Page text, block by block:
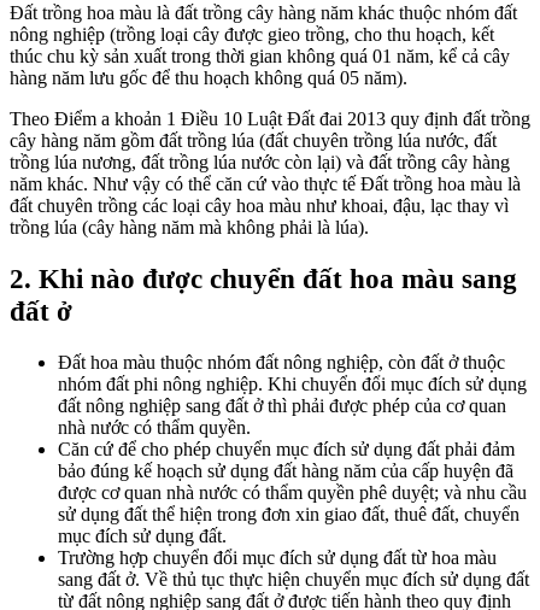
Đất trồng hoa màu là đất trồng cây hàng năm khác thuộc nhóm đất
nông nghiệp (trồng loại cây được gieo trồng, cho thu hoạch, kết
thúc chu kỳ sản xuất trong thời gian không quá 01 năm, kể cả cây
hàng năm lưu gốc để thu hoạch không quá 05 năm).
Theo Điểm a khoản 1 Điều 10 Luật Đất đai 2013 quy định đất trồng
cây hàng năm gồm đất trồng lúa (đất chuyên trồng lúa nước, đất
trồng lúa nương, đất trồng lúa nước còn lại) và đất trồng cây hàng
năm khác. Như vậy có thể căn cứ vào thực tế Đất trồng hoa màu là
đất chuyên trồng các loại cây hoa màu như khoai, đậu, lạc thay vì
trồng lúa (cây hàng năm mà không phải là lúa).
2. Khi nào được chuyển đất hoa màu sang
đất ở
Đất hoa màu thuộc nhóm đất nông nghiệp, còn đất ở thuộc
nhóm đất phi nông nghiệp. Khi chuyển đổi mục đích sử dụng
đất nông nghiệp sang đất ở thì phải được phép của cơ quan
nhà nước có thẩm quyền.
Căn cứ để cho phép chuyển mục đích sử dụng đất phải đảm
bảo đúng kế hoạch sử dụng đất hàng năm của cấp huyện đã
được cơ quan nhà nước có thẩm quyền phê duyệt; và nhu cầu
sử dụng đất thể hiện trong đơn xin giao đất, thuê đất, chuyển
mục đích sử dụng đất.
Trường hợp chuyển đổi mục đích sử dụng đất từ hoa màu
sang đất ở. Về thủ tục thực hiện chuyển mục đích sử dụng đất
từ đất nông nghiệp sang đất ở được tiến hành theo quy định